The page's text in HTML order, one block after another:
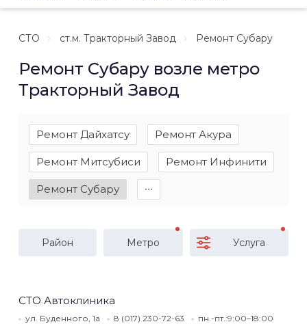
СТО ст.м. Тракторный Завод Ремонт Субару
Ремонт Субару возле метро
Тракторный Завод
Ремонт Дайхатсу Ремонт Акура
Ремонт Митсубиси Ремонт Инфинити
Ремонт Субару ∙∙∙
Район Метро Услуга
СТО Автоклиника
ул. Буденного, 1а 8 (017) 230-72-63
пн.-пт.:9:00–18:00